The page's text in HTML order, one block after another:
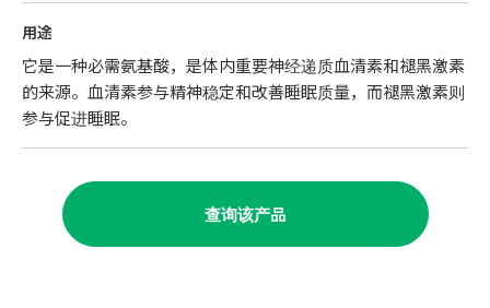
用途
它是一种必需氨基酸，是体内重要神经递质血清素和褪黑激素
的来源。血清素参与精神稳定和改善睡眠质量，而褪黑激素则
参与促进睡眠。
查询该产品